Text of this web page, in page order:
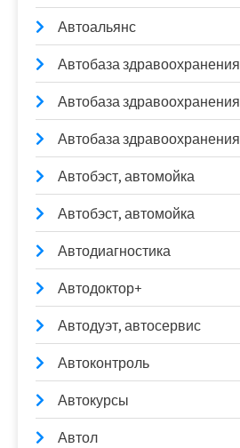
Автоальянс
Автобаза здравоохранения
Автобаза здравоохранения
Автобаза здравоохранения
Автобэст, автомойка
Автобэст, автомойка
Автодиагностика
Автодоктор+
Автодуэт, автосервис
Автоконтроль
Автокурсы
Автол